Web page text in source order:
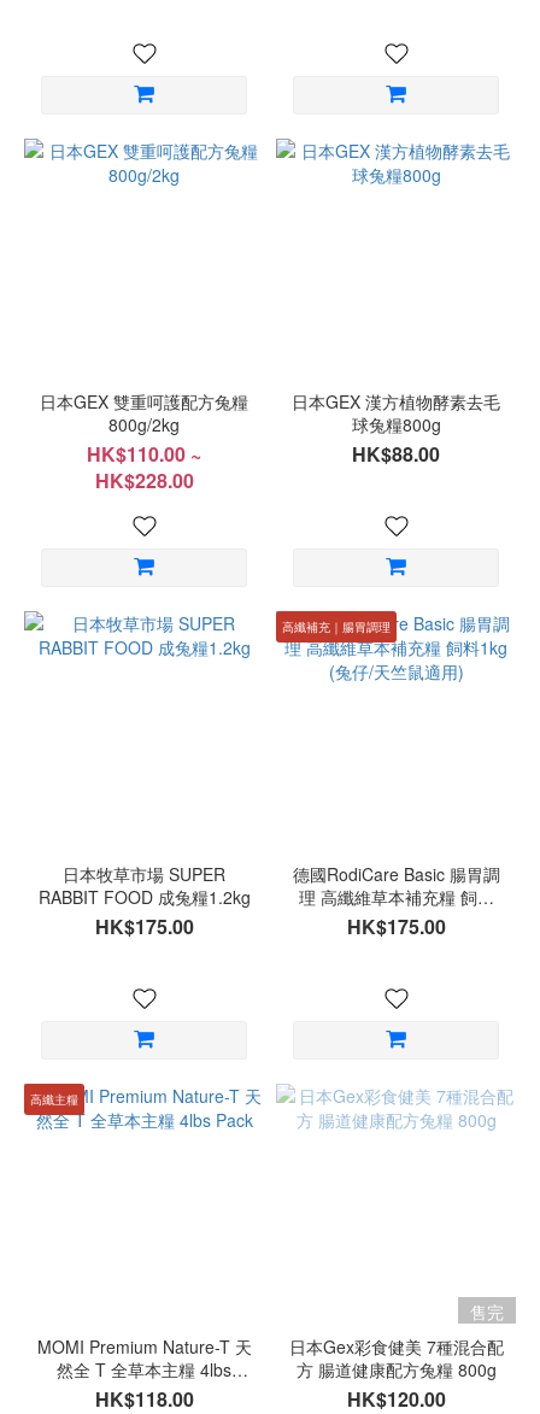
日本GEX 雙重呵護配方兔糧
800g/2kg
HK$110.00 ~
HK$228.00
日本GEX 漢方植物酵素去毛
球兔糧800g
HK$88.00
日本牧草市場 SUPER
RABBIT FOOD 成兔糧1.2kg
HK$175.00
高纖補充｜腸胃調理
德國RodiCare Basic 腸胃調
理 高纖維草本補充糧 飼料
1kg (兔仔/天竺鼠適用)
HK$175.00
高纖主糧
MOMI Premium Nature-T 天
然全 T 全草本主糧 4lbs
Pack
HK$118.00
售完
日本Gex彩食健美 7種混合配
方 腸道健康配方兔糧 800g
HK$120.00